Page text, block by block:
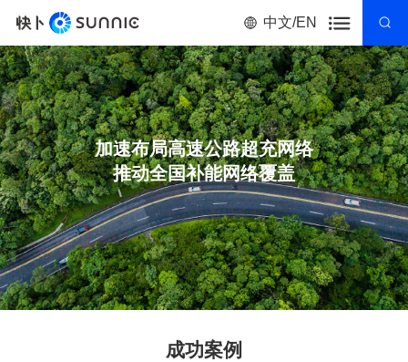
中文/EN
加速布局高速公路超充网络
推动全国补能网络覆盖
成功案例